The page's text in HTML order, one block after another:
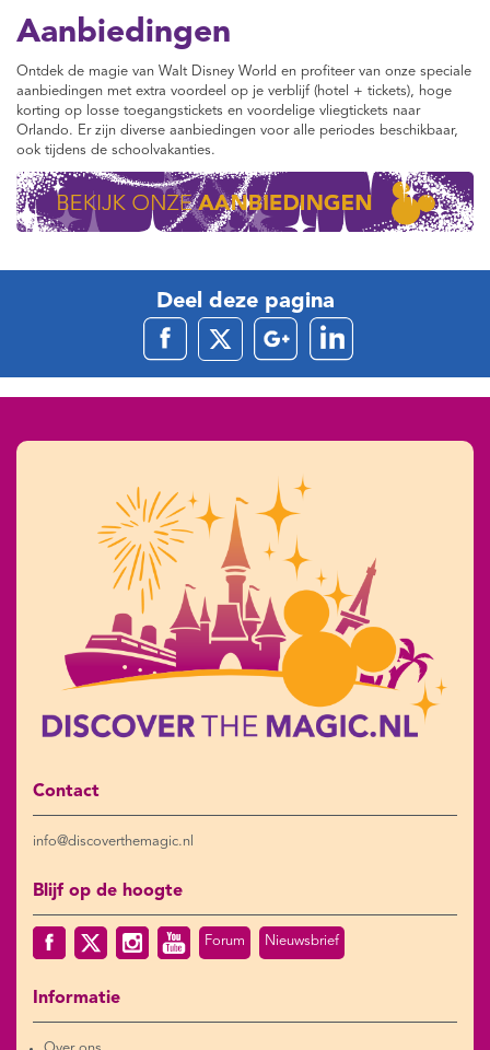
Aanbiedingen
Ontdek de magie van Walt Disney World en profiteer van onze speciale
aanbiedingen met extra voordeel op je verblijf (hotel + tickets), hoge
korting op losse toegangstickets en voordelige vliegtickets naar
Orlando. Er zijn diverse aanbiedingen voor alle periodes beschikbaar,
ook tijdens de schoolvakanties.
Deel deze pagina
Contact
info@discoverthemagic.nl
Blijf op de hoogte
Forum Nieuwsbrief
Informatie